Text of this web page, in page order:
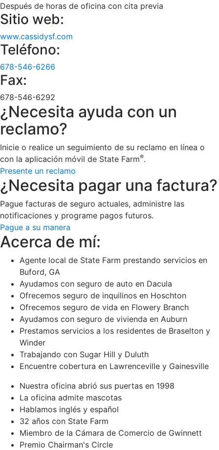
Después de horas de oficina con cita previa
Sitio web:
www.cassidysf.com
Teléfono:
678-546-6266
Fax:
678-546-6292
¿Necesita ayuda con un
reclamo?
Inicie o realice un seguimiento de su reclamo en línea o
con la aplicación móvil de State Farm®.
Presente un reclamo
¿Necesita pagar una factura?
Pague facturas de seguro actuales, administre las
notificaciones y programe pagos futuros.
Pague a su manera
Acerca de mí:
Agente local de State Farm prestando servicios en
Buford, GA
Ayudamos con seguro de auto en Dacula
Ofrecemos seguro de inquilinos en Hoschton
Ofrecemos seguro de vida en Flowery Branch
Ayudamos con seguro de vivienda en Auburn
Prestamos servicios a los residentes de Braselton y
Winder
Trabajando con Sugar Hill y Duluth
Encuentre cobertura en Lawrenceville y Gainesville
Nuestra oficina abrió sus puertas en 1998
La oficina admite mascotas
Hablamos inglés y español
32 años con State Farm
Miembro de la Cámara de Comercio de Gwinnett
Premio Chairman's Circle